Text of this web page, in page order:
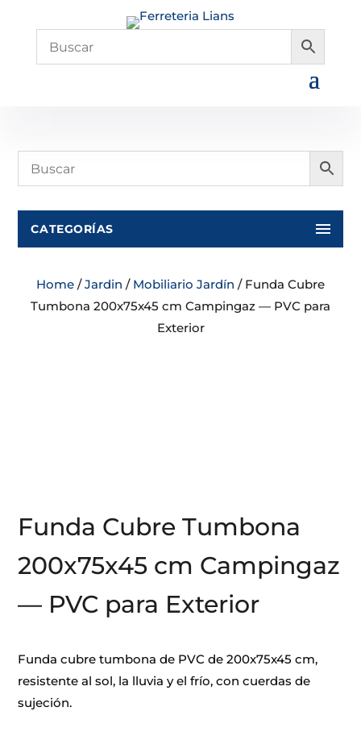
CATEGORÍAS
Home /Jardin / Mobiliario Jardín / Funda Cubre
Tumbona 200x75x45 cm Campingaz — PVC para
Exterior
Funda Cubre Tumbona
200x75x45 cm Campingaz
— PVC para Exterior
Funda cubre tumbona de PVC de 200x75x45 cm,
resistente al sol, la lluvia y el frío, con cuerdas de
sujeción.